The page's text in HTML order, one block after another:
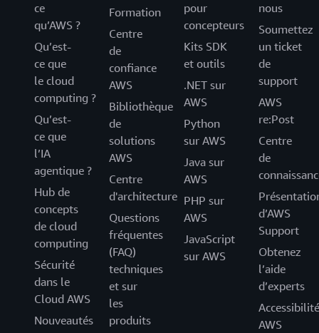
ce
qu’AWS ?
Qu’est-
ce que
le cloud
computing ?
Qu’est-
ce que
l’IA
agentique ?
Hub de
concepts
de cloud
computing
Sécurité
dans le
Cloud AWS
Nouveautés
Formation
Centre
de
confiance
AWS
Bibliothèque
de
solutions
AWS
Centre
d'architecture
Questions
fréquentes
(FAQ)
techniques
et sur
les
produits
pour
concepteurs
Kits SDK
et outils
.NET sur
AWS
Python
sur AWS
Java sur
AWS
PHP sur
AWS
JavaScript
sur AWS
nous
Soumettez
un ticket
de
support
AWS
re:Post
Centre
de
d’AWS
Support
Obtenez
l’aide
d’experts
Accessibilité
AWS